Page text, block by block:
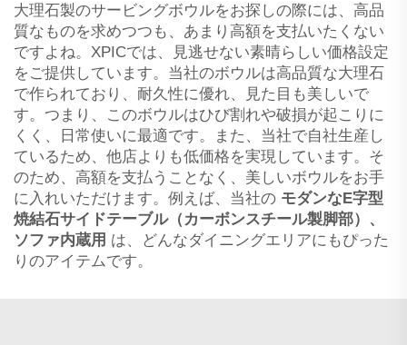
大理石製のサービングボウルをお探しの際には、高品
質なものを求めつつも、あまり高額を支払いたくない
ですよね。XPICでは、見逃せない素晴らしい価格設定
をご提供しています。当社のボウルは高品質な大理石
で作られており、耐久性に優れ、見た目も美しいで
す。つまり、このボウルはひび割れや破損が起こりに
くく、日常使いに最適です。また、当社で自社生産し
ているため、他店よりも低価格を実現しています。そ
のため、高額を支払うことなく、美しいボウルをお手
に入れいただけます。例えば、当社の モダンなE字型
焼結石サイドテーブル（カーボンスチール製脚部）、
ソファ内蔵用 は、どんなダイニングエリアにもぴった
りのアイテムです。